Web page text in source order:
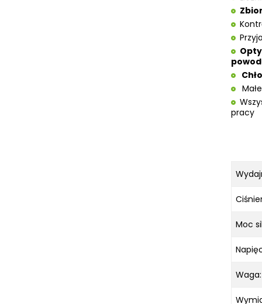
P
pracy
Moc
Waga: